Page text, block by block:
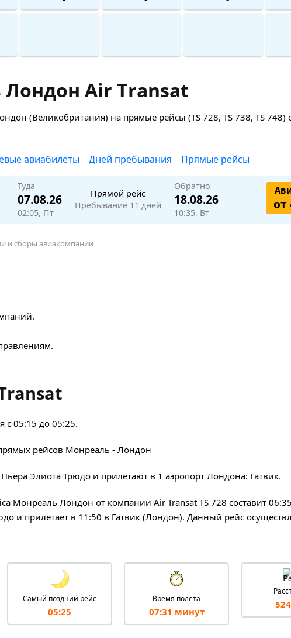
Air Transat
(Великобритания) на прямые рейсы (TS 728, TS 738, TS 748)
авиабилеты Дней пребывания Прямые рейсы
Туда
07.08.26
02:05, Пт
Прямой рейс
Пребывание 11 дней
Обратно
18.08.26
10:35, Вт
от
и сборы авиакомпании
с 05:15 до 05:25.
рейсов Монреаль - Лондон
Элиота Трюдо и прилетают в 1 аэропорт Лондона: Гатвик.
Монреаль Лондон от компании Air Transat TS 728 составит
и прилетает в 11:50 в Гатвик (Лондон). Данный рейс
Самый поздний рейс
05:25
Время полета
07:31 минут